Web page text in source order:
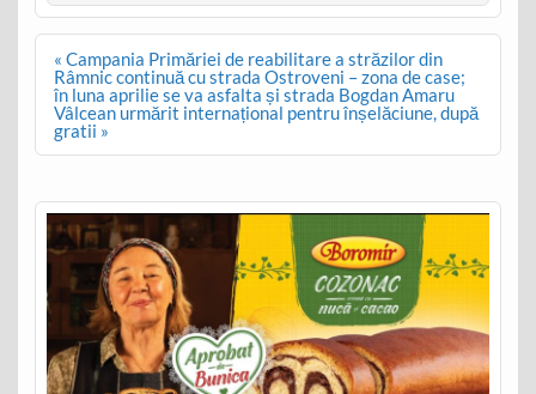
Post
navigation
« Campania Primăriei de reabilitare a străzilor din
Râmnic continuă cu strada Ostroveni – zona de case;
în luna aprilie se va asfalta și strada Bogdan Amaru
Vâlcean urmărit internațional pentru înșelăciune, după
gratii »